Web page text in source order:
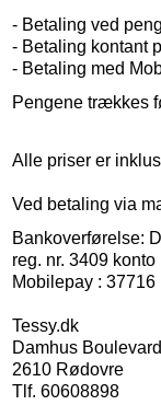
- Betaling ved
- Betaling kontant
- Betaling med
Pengene trækkes
Alle priser er
Ved betaling via
Bankoverførelse:
reg. nr. 3409
Mobilepay : 37716
Tessy.dk
Damhus
2610 Rødovre
Tlf. 60608898